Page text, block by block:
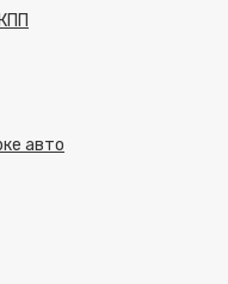
авто